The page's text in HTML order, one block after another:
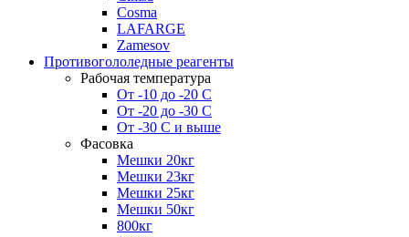
Cosma
LAFARGE
Zamesov
Противогололедные реагенты
Рабочая температура
От -10 до -20 С
От -20 до -30 С
От -30 С и выше
Фасовка
Мешки 20кг
Мешки 23кг
Мешки 25кг
Мешки 50кг
800кг